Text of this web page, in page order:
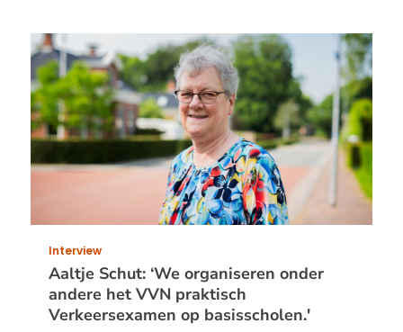
Verhalen
van
vrijwilligers
bij
een
Aaltje Schut: ‘We organiseren onder
andere het VVN praktisch
Verkeersexamen op basisscholen.'
Interview